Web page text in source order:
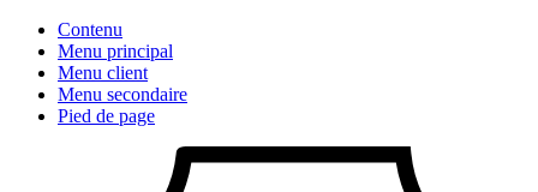
Contenu
Menu principal
Menu client
Menu secondaire
Pied de page